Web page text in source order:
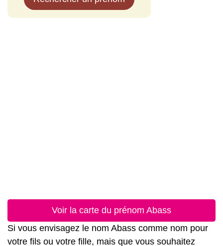
Voir la carte du prénom Abass
Si vous envisagez le nom Abass comme nom pour
votre fils ou votre fille, mais que vous souhaitez